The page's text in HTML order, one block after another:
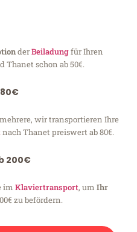
derBeiladungfür Ihren
schon ab 50€.
wir transportieren Ihre
nach Thanet preiswert ab 80€.
200€
im Klaviertransport, um Ihr
zu befördern.